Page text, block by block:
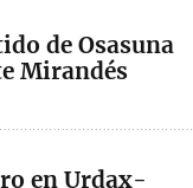
de Osasuna
Mirandés
en Urdax-